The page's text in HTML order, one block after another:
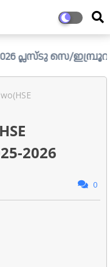
സെ/ഇമ്പ്രൂവ്മെന്റ്
2026
0